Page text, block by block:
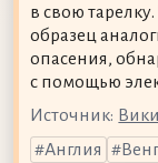
в свою
образец
опасения,
с помощью
Источник:
Англия